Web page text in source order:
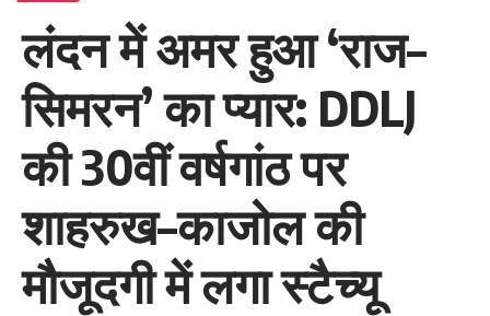
लंदन में अमर हुआ ‘राज–
सिमरन’ का प्यार: DDLJ
की 30वीं वर्षगांठ पर
शाहरुख–काजोल की
मौजूदगी में लगा स्टैच्यू